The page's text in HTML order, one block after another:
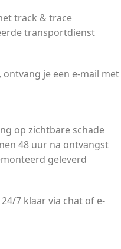
track & trace
transportdienst
je een e-mail met
op zichtbare schade
48 uur na ontvangst
geleverd
7 klaar via chat of e-